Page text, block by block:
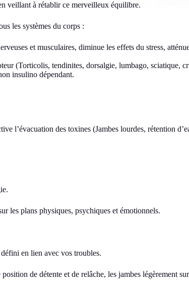
veillant à rétablir ce merveilleux équilibre.
les systèmes du corps :
et musculaires, diminue les effets du stress,
(Torticolis, tendinites, dorsalgie, lumbago, sciatique,
insulino dépendant.
l’évacuation des toxines (Jambes lourdes, rétention
les plans physiques, psychiques et émotionnels.
en lien avec vos troubles.
de détente et de relâche, les jambes légèrement